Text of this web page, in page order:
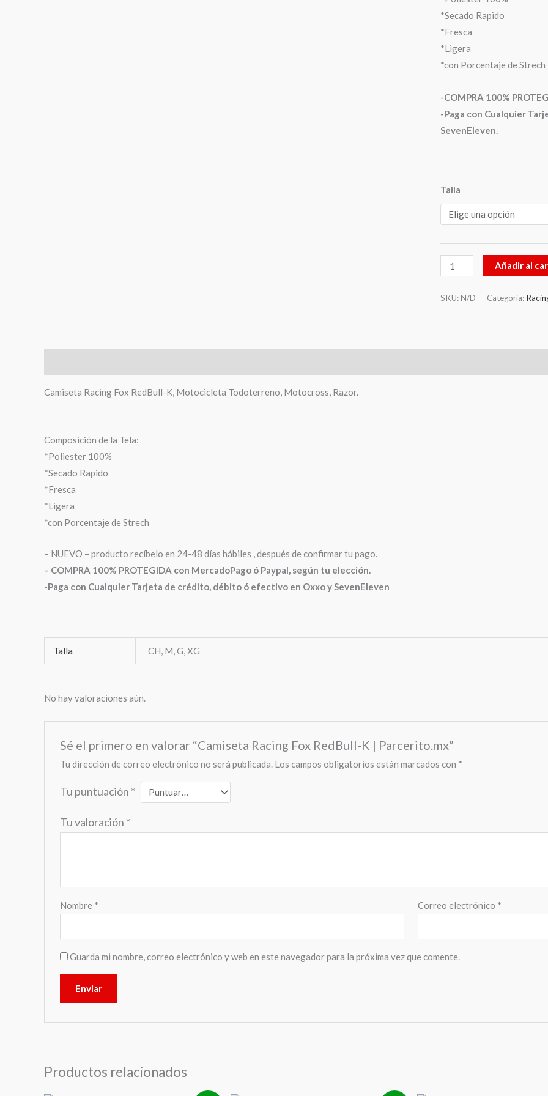
*Secado Rapido
*Fresca
*Ligera
*con Porcentaje de Strech
-COMPRA 100%
-Paga con Cualquier
SevenEleven.
Talla
Añadir al
SKU:N/D Categoría:
Camiseta Racing Fox RedBull-K, Motocicleta Todoterreno, Motocross, Razor.
Composición de la Tela:
*Poliester 100%
*Secado Rapido
*Fresca
*Ligera
*con Porcentaje de Strech
– NUEVO – producto recíbelo en 24-48 días hábiles , después de confirmar tu pago.
– COMPRA 100% PROTEGIDA con MercadoPago ó Paypal, según tu elección.
-Paga con Cualquier Tarjeta de crédito, débito ó efectivo en Oxxo y SevenEleven
Talla CH, M, G, XG
No hay valoraciones aún.
Sé el primero en valorar “Camiseta Racing Fox RedBull-K | Parcerito.mx”
Tu dirección de correo electrónico no será publicada. Los campos obligatorios están marcados con *
Tu puntuación *
Tu valoración *
Nombre * Correo electrónico *
Guarda mi nombre, correo electrónico y web en este navegador para la próxima vez que comente.
Productos relacionados